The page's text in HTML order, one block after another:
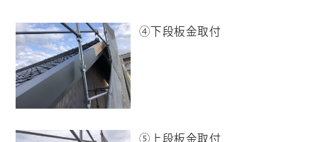
④下段板金取付
⑤上段板金取付